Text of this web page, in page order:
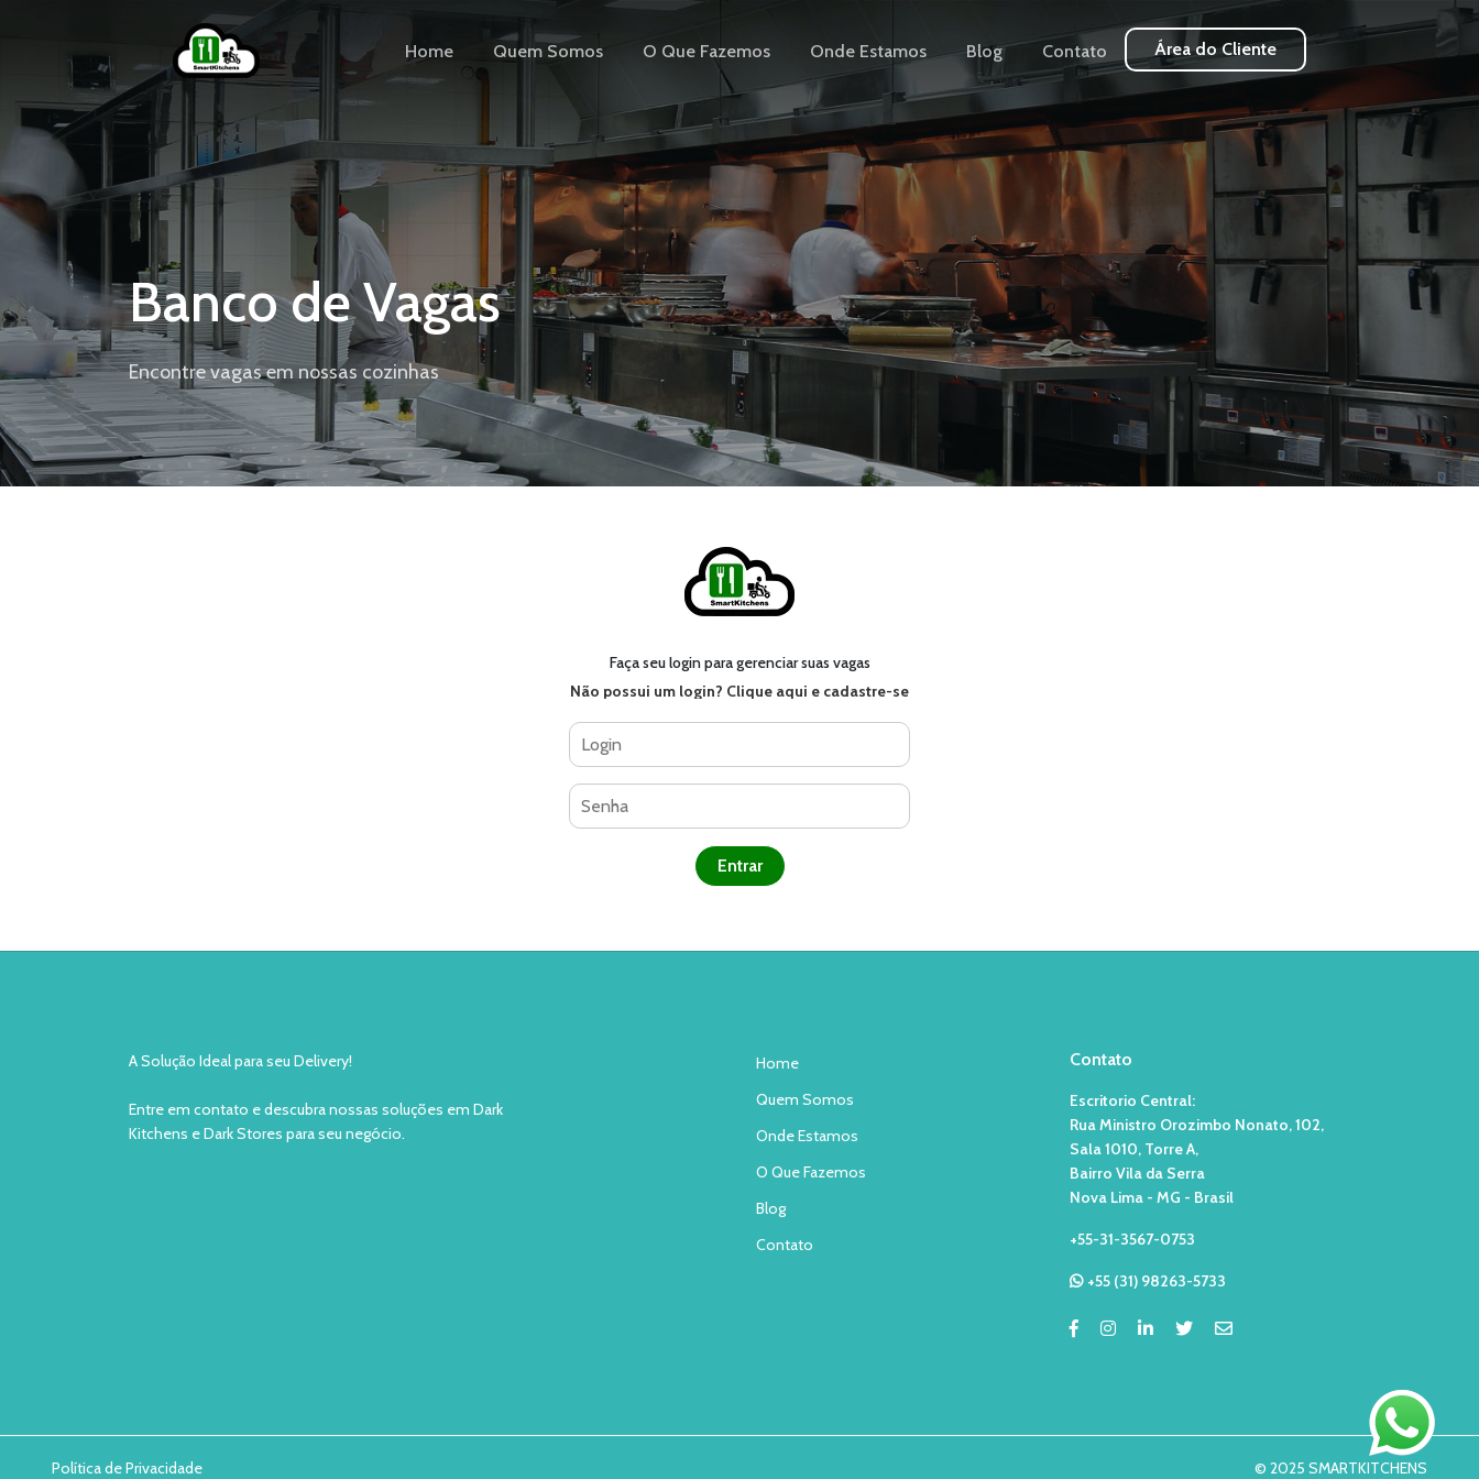
Home Quem Somos O Que Fazemos Onde Estamos Blog Contato Área do Cliente
Banco de Vagas
Encontre vagas em nossas cozinhas
Faça seu login para gerenciar suas vagas
Não possui um login? Clique aqui e cadastre-se
A Solução Ideal para seu Delivery!
Entre em contato e descubra nossas soluções em Dark
Kitchens e Dark Stores para seu negócio.
Home
Quem Somos
Onde Estamos
O Que Fazemos
Blog
Contato
Contato
Escritorio Central:
Rua Ministro Orozimbo Nonato, 102,
Sala 1010, Torre A,
Bairro Vila da Serra
Nova Lima - MG - Brasil
+55-31-3567-0753
+55 (31) 98263-5733
Política de Privacidade © 2025 SMARTKITCHENS